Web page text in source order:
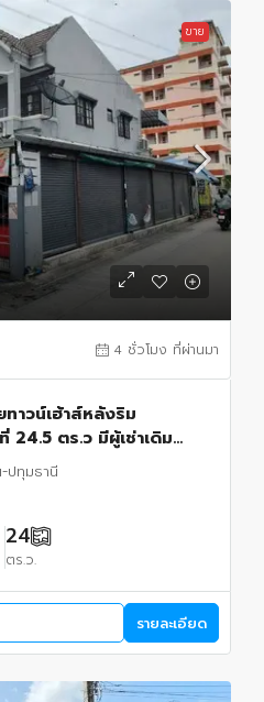
ขาย
4 ชั่วโมง ที่ผ่านมา
าวน์เฮ้าส์หลังริม
24.5 ตร.ว มีผู้เช่าเดิม
ค
ปทุมธานี
24
ตร.ว.
รายละเอียด